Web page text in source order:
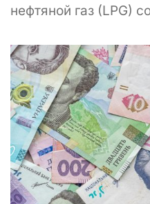
нефтяной газ (LPG)